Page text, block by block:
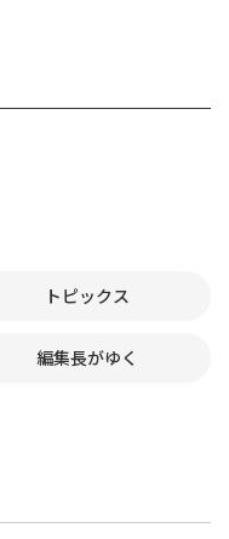
トピックス
編集長がゆく